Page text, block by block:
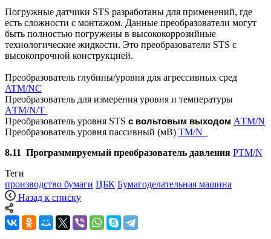
Погружные датчики STS разработаны для применений, где
есть сложности с монтажом. Данные преобразователи могут
быть полностью погружены в высококоррозийные
технологические жидкости. Это преобразователи STS с
высокопрочной конструкцией.
Преобразователь глубины/уровня для агрессивных сред
ATM/NC
Преобразователь для измерения уровня и температуры
АTM/N/T
Преобразователь уровня STS с вольтовым выходом АTM/N
Преобразователь уровня пассивный (мВ) TM/N
8.11 Программируемый преобразователь давления РТМ/N
Теги
производство бумаги ЦБК Бумагоделательная машина
Назад к списку